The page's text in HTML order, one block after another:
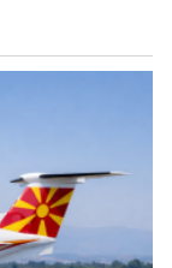
загинаа десет